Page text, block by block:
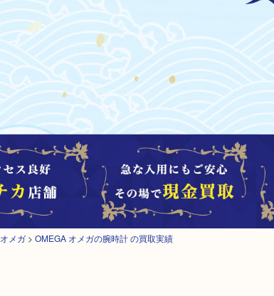
オメガ > OMEGA オメガの腕時計 の買取実績